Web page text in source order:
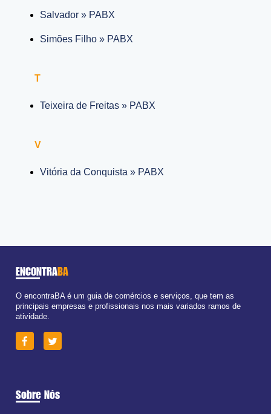
Salvador » PABX
Simões Filho » PABX
T
Teixeira de Freitas » PABX
V
Vitória da Conquista » PABX
ENCONTRABA
O encontraBA é um guia de comércios e serviços, que tem as
principais empresas e profissionais nos mais variados ramos de
atividade.
Sobre Nós